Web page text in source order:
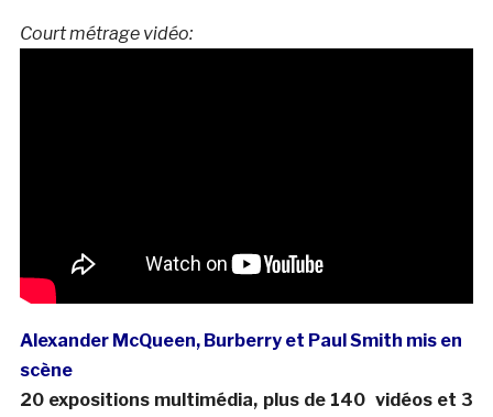
Court métrage vidéo:
Alexander McQueen, Burberry et Paul Smith mis en
scène
20 expositions multimédia, plus de 140 vidéos et 3